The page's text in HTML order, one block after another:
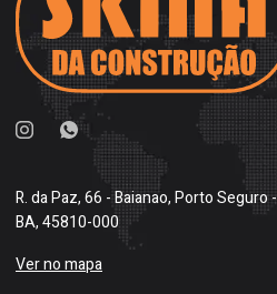
R. da Paz, 66 - Baianao, Porto Seguro -
BA, 45810-000
Ver no mapa